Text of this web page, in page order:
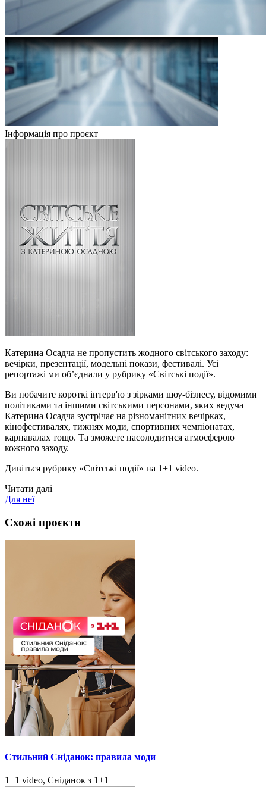
Інформація про проєкт
Катерина Осадча не пропустить жодного світського заходу:
вечірки, презентації, модельні покази, фестивалі. Усі
репортажі ми об’єднали у рубрику «Світські події».
Ви побачите короткі інтерв'ю з зірками шоу-бізнесу, відомими
політиками та іншими світськими персонами, яких ведуча
Катерина Осадча зустрічає на різноманітних вечірках,
кінофестивалях, тижнях моди, спортивних чемпіонатах,
карнавалах тощо. Та зможете насолодитися атмосферою
кожного заходу.
Дивіться рубрику «Світські події» на 1+1 video.
Читати далі
Для неї
Схожі проєкти
Стильний Сніданок: правила моди
1+1 video, Сніданок з 1+1